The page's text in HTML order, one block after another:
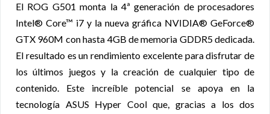
El ROG G501 monta la 4ª generación de procesadores
Intel® Core™ i7 y la nueva gráfica NVIDIA® GeForce®
GTX 960M con hasta 4GB de memoria GDDR5 dedicada.
El resultado es un rendimiento excelente para disfrutar de
los últimos juegos y la creación de cualquier tipo de
contenido. Este increíble potencial se apoya en la
tecnología ASUS Hyper Cool que, gracias a los dos